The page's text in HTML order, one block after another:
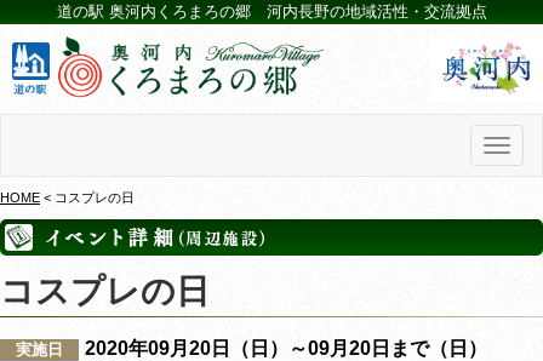
道の駅 奥河内くろまろの郷 河内長野の地域活性・交流拠点
HOME < コスプレの日
コスプレの日
実施日 2020年09月20日（日）～09月20日まで（日）